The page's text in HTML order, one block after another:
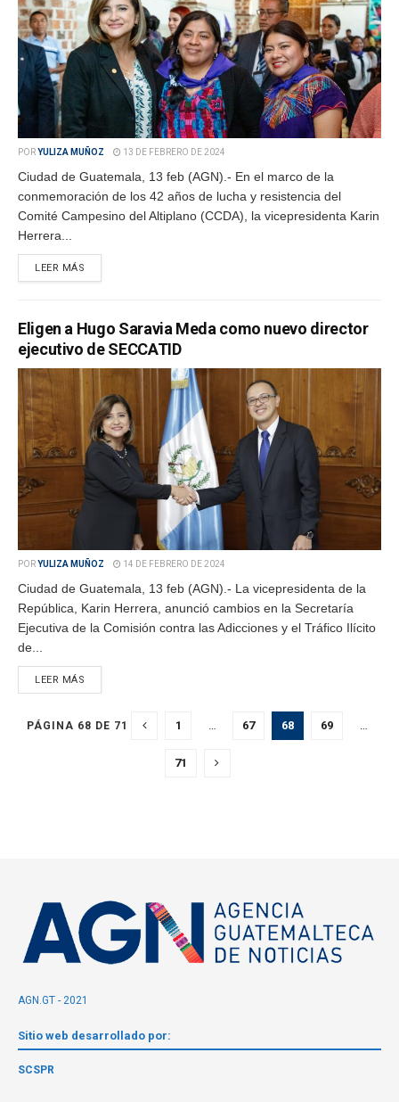
PORYULIZA MUÑOZ 13 DE FEBRERO DE 2024
Ciudad de Guatemala, 13 feb (AGN).- En el marco de la
conmemoración de los 42 años de lucha y resistencia del
Comité Campesino del Altiplano (CCDA), la vicepresidenta Karin
Herrera...
LEER MÁS
Eligen a Hugo Saravia Meda como nuevo director
ejecutivo de SECCATID
PORYULIZA MUÑOZ 14 DE FEBRERO DE 2024
Ciudad de Guatemala, 13 feb (AGN).- La vicepresidenta de la
República, Karin Herrera, anunció cambios en la Secretaría
Ejecutiva de la Comisión contra las Adicciones y el Tráfico Ilícito
de...
LEER MÁS
PÁGINA 68 DE 71 1 … 67 68 69 …
71
AGN.GT - 2021
Sitio web desarrollado por:
SCSPR